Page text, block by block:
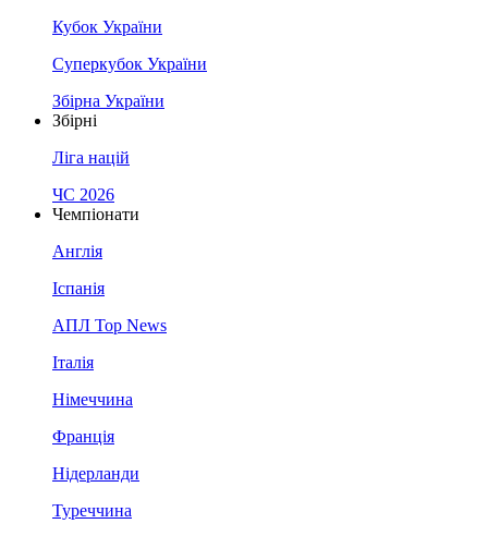
Кубок України
Суперкубок України
Збірна України
Збірні
Ліга націй
ЧС 2026
Чемпіонати
Англія
Іспанія
АПЛ Top News
Італія
Німеччина
Франція
Нідерланди
Туреччина